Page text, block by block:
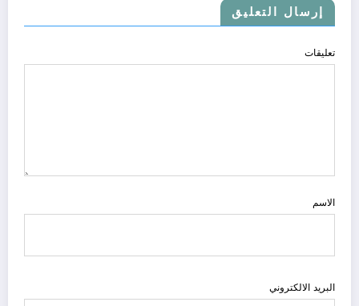
إرسال التعليق
تعليقات
الاسم
البريد الالكتروني